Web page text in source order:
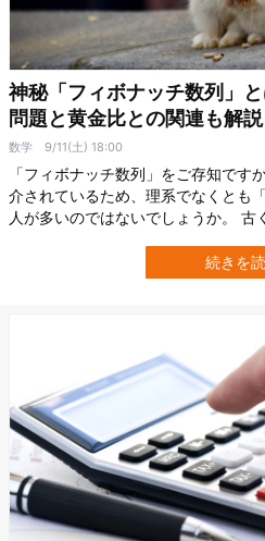
神秘「フィボナッチ数列」
問題と黄金比との関連も解説
数学 9/11(土) 18:00
「フィボナッチ数列」をご存知です
介されているため、理系でなくとも
人が多いのではないでしょうか。 古
ィボナッチ数列」について紹介して
題 credit:Unsplash1202年の著作『
続きを